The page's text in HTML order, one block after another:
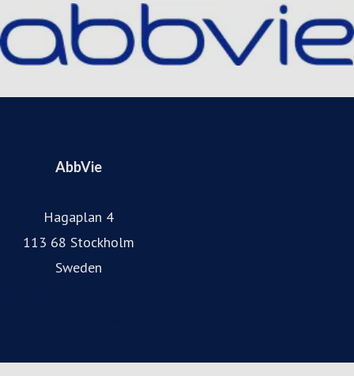
Besök gärna vår hemsida: abbvie.se, Facebook
@AbbVieSverige, och Instagram.
AbbVie
Hagaplan 4
113 68 Stockholm
Sweden